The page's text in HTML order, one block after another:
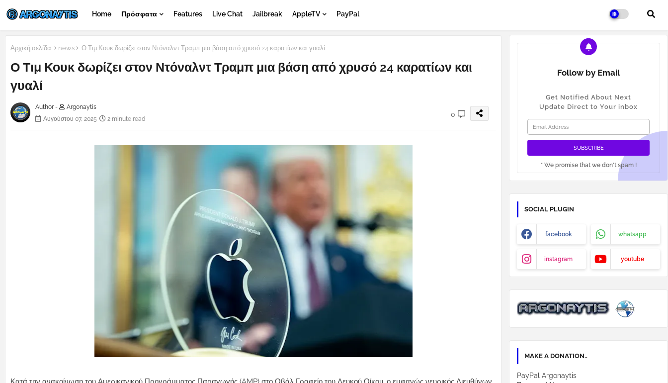
Home Πρόσφατα Features Live Chat Jailbreak AppleTV PayPal
Αρχική σελίδα news Ο Τιμ Κουκ δωρίζει στον Ντόναλντ Τραμπ μια βάση από χρυσό 24 καρατίων και γυαλί
Ο Τιμ Κουκ δωρίζει στον Ντόναλντ Τραμπ μια βάση από χρυσό 24 καρατίων και
γυαλί
Author -
Argonaytis
Αυγούστου 07, 2025
2 minute read
0
Follow by Email
Get Notified About Next
Update Direct to Your inbox
* We promise that we don't spam !
SOCIAL PLUGIN
facebook whatsapp
instagram youtube
MAKE A DONATION..
PayPal Argonaytis